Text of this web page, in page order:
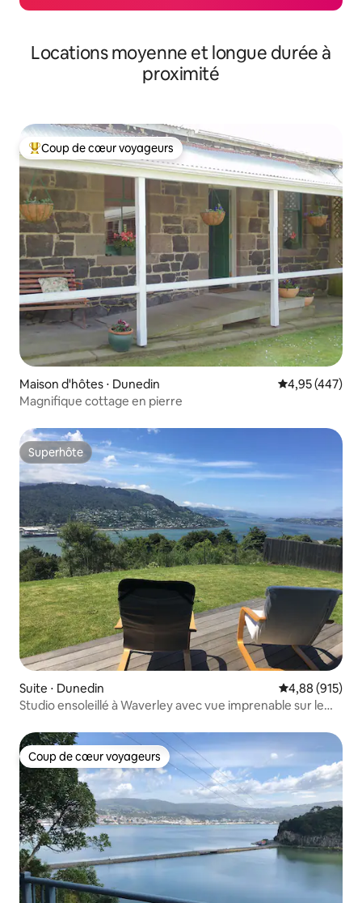
Locations moyenne et longue durée à
proximité
Coups de cœur voyageurs les plus appréciés
Coup de cœur voyageurs
Maison d'hôtes ⋅ Dunedin Évaluation
4,95 (447)
Magnifique cottage en pierre
Superhôte
Superhôte
Suite ⋅ Dunedin Évaluation
4,88 (915)
Studio ensoleillé à Waverley avec vue imprenable sur le
Coup de cœur voyageurs
Coup de cœur voyageurs